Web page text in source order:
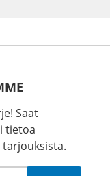
Saat
tietoa